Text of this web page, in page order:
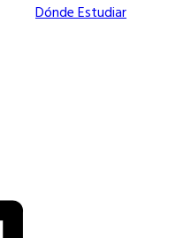
Dónde Estudiar